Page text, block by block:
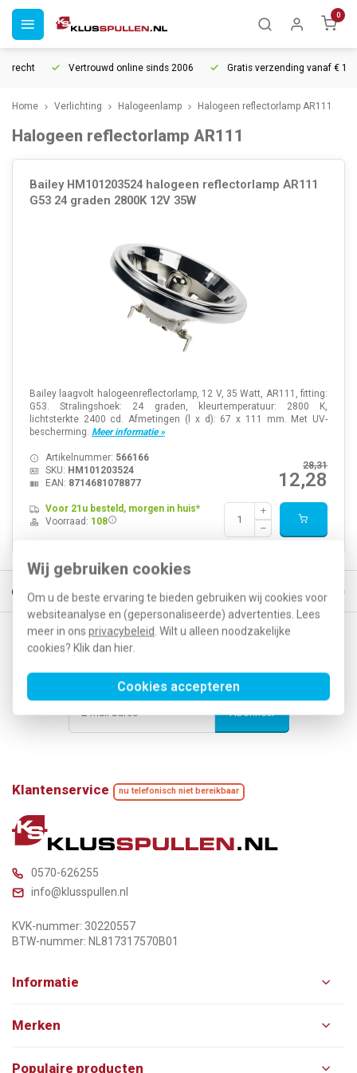
Wij gebruiken cookies
Om u de beste ervaring te bieden gebruiken wij cookies voor
websiteanalyse en (gepersonaliseerde) advertenties. Lees
meer in ons privacybeleid. Wilt u alleen noodzakelijke
cookies? Klik dan hier.
Cookies accepteren
0
Vertrouwd online sinds 2006 Gratis verzending vanaf € 150
Home Verlichting Halogeenlamp Halogeen reflectorlamp AR111
Halogeen reflectorlamp AR111
Bailey HM101203524 halogeen reflectorlamp AR111
G53 24 graden 2800K 12V 35W
Bailey laagvolt halogeenreflectorlamp, 12 V, 35 Watt, AR111, fitting:
G53. Stralingshoek: 24 graden, kleurtemperatuur: 2800 K,
lichtsterkte 2400 cd. Afmetingen (l x d): 67 x 111 mm. Met UV-
bescherming. Meer informatie »
28,31
12,28
Artikelnummer: 566166
SKU: HM101203524
EAN: 8714681078877
Voor 21u besteld, morgen in huis*
Voorraad: 108
morgen in huis* 30 dagen retourrecht Vertrouwd online sinds
Op de hoogte blijven van acties en nieuwe
ontwikkelingen?
Abonneer
Klantenservice nu telefonisch niet bereikbaar
0570-626255
info@klusspullen.nl
KVK-nummer: 30220557
BTW-nummer: NL817317570B01
Informatie
Merken
Populaire producten